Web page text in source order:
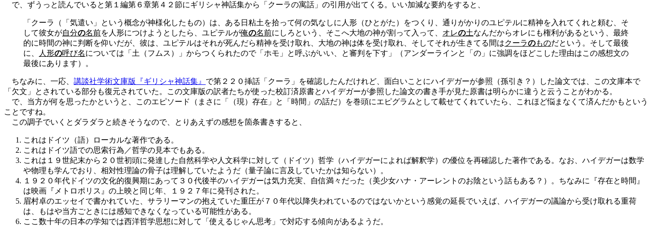
で、ずうっと読んでいると第１編第６章第４２節にギリシャ神話集から「クーラの寓話」の引用が出てくる。いい加減な要約をすると、
「クーラ（「気遣い」という概念が神様化したもの）は、ある日粘土を拾って何の気なしに人形（ひとがた）をつくり、通りがかりのユピテルに精神を入れてくれと頼む、そ
して彼女が自分の名前を人形につけようとしたら、ユピテルが俺の名前にしろという、そこへ大地の神が割って入って、 オレの土なんだからオレにも権利があるという、最終
的に時間の神に判断を仰いだが、彼は、ユピテルはそれが死んだら精神を受け取れ、大地の神は体を受け取れ、そしてそれが生きてる間はクーラのものだという。そして最後
に、
人形の呼び名については「土（フムス）」からつくられたので「ホモ」と呼ぶがいい、と審判を下す」（アンダーラインと「の」に強調をほどこした理由はこの感想文の
最後にあります）。
ちなみに、一応、 講談社学術文庫版『ギリシャ神話集』 で第２２０挿話「クーラ」を確認したんだけれど、面白いことにハイデガーが参照（孫引き？）した論文では、この文庫本で
「欠文」とされている部分も復元されていた。この文庫版の訳者たちが使った校訂済原書とハイデガーが参照した論文の書き手が見た原書は明らかに違うと云うことがわかる。
で、当方が何を思ったかというと、このエピソード（まさに「（現）存在」と「時間」の話だ）を巻頭にエピグラムとして載せてくれていたら、これほど悩まなくて済んだかもという
ことですね。
この調子でいくとダラダラと続きそうなので、とりあえずの感想を箇条書きすると、
これはドイツ（語）ローカルな著作である。
これはドイツ語での思索行為／哲学の見本でもある。
これは１９世紀末から２０世初頭に発達した自然科学や人文科学に対して（ドイツ）哲学（ハイデガーによれば解釈学）の優位を再確認した著作である。なお、ハイデガーは数学
や物理も学んでおり、相対性理論の骨子は理解していたようだ（量子論に言及していたかは知らない）。
１９２０年代ドイツの文化的復興期にあって３０代後半のハイデガーは気力充実、自信満々だった（美少女ハナ・アーレントのお陰という話もある？）。ちなみに『存在と時間』
は映画『メトロポリス』の上映と同じ年、１９２７年に発刊された。
眉村卓のエッセイで書かれていた、サラリーマンの抱えていた重圧が７０年代以降失われているのではないかという感覚の延長でいえば、ハイデガーの議論から受け取れる重荷
は、もはや当方ごときには感知できなくなっている可能性がある。
ここ数十年の日本の学知では西洋哲学思想に対して「使えるじゃん思考」で対応する傾向があるようだ。